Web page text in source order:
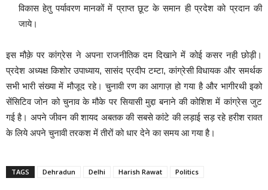
विकास हेतु पर्यावरण मानकों में प्राप्त छूट के समान ही प्रदेश को प्रदान की
जाये।
इस मौक़े पर कांग्रेस ने अपना राजनीतिक दम दिखाने में कोई कसर नही छोड़ी।
प्रदेश अध्यक्ष किशोर उपाध्याय, सासंद प्रदीप टम्टा, कांग्रेसी विधायक और समर्थक
सभी भारी संख्या में मौजूद रहे। चुनावी रण का आगाज़ हो गया है और भागीरथी इको
सेंसिटिव जोन को चुनाव के मौके पर सियासी मुद्दा बनाने की कोशिश में कांग्रेस जुट
गई है। अपने जीवन की शायद अबतक की सबसे कांटे की लड़ाई सड़ रहे हरीश रावत
के लिये अपने चुनावी तरकश में तीरों को धार देने का समय आ गया है।
TAGS Dehradun Delhi Harish Rawat Politics